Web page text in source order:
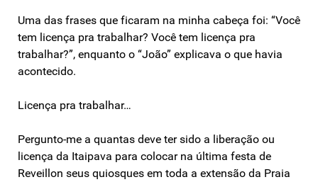
Uma das frases que ficaram na minha cabeça foi: “Você
tem licença pra trabalhar? Você tem licença pra
trabalhar?”, enquanto o “João” explicava o que havia
acontecido.
Licença pra trabalhar…
Pergunto-me a quantas deve ter sido a liberação ou
licença da Itaipava para colocar na última festa de
Reveillon seus quiosques em toda a extensão da Praia